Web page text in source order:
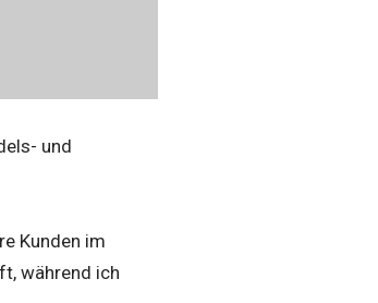
und
Kunden im
während ich